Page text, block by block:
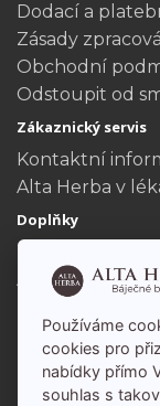
Dodací a
Zásady
Obchodní
Odstoupit od
Zákaznický servis
Kontaktní
Alta Herba v
Doplňky
Dárkové
Akční nabídka
Můj účet
Historie
Používáme
cookies pro
nabídky přímo
souhlas s